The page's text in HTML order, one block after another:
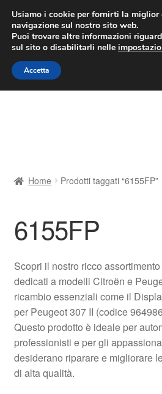
CONSEGNA
Lun-Ven 9:00 - 16:00
Vai
alla
navigazione
Vai
al
contenuto
Contatto
Il mio account
Pagamenti
Politica sulla riservatezza
Procedura di Reclamo
Home Prodotti taggati “6155FP”
6155FP
Scopri il nostro ricco
dedicati a modelli Citroën e
ricambio essenziali come il
per Peugeot 307 II (codice
Questo prodotto è ideale per
professionisti e per gli
desiderano riparare e migliorare
di alta qualità.
Usiamo i cookie per fornirti la miglior
navigazione sul nostro sito web.
Puoi trovare altre informazioni
sul sito o disabilitarli nelle
Accetta